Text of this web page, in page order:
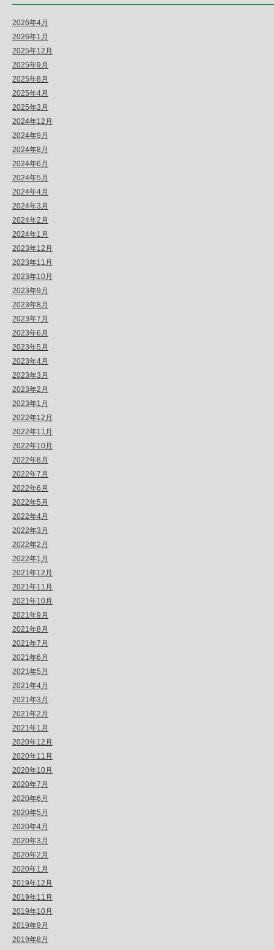
2026年4月
2026年1月
2025年12月
2025年9月
2025年8月
2025年4月
2025年3月
2024年12月
2024年9月
2024年8月
2024年6月
2024年5月
2024年4月
2024年3月
2024年2月
2024年1月
2023年12月
2023年11月
2023年10月
2023年9月
2023年8月
2023年7月
2023年6月
2023年5月
2023年4月
2023年3月
2023年2月
2023年1月
2022年12月
2022年11月
2022年10月
2022年8月
2022年7月
2022年6月
2022年5月
2022年4月
2022年3月
2022年2月
2022年1月
2021年12月
2021年11月
2021年10月
2021年9月
2021年8月
2021年7月
2021年6月
2021年5月
2021年4月
2021年3月
2021年2月
2021年1月
2020年12月
2020年11月
2020年10月
2020年7月
2020年6月
2020年5月
2020年4月
2020年3月
2020年2月
2020年1月
2019年12月
2019年11月
2019年10月
2019年9月
2019年8月